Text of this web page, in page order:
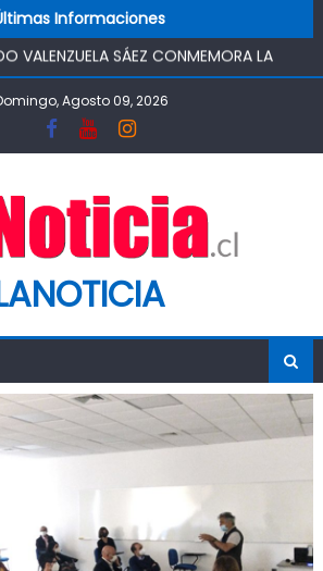
Informaciones
VALENZUELA SÁEZ CONMEMORA LA
DE LA LACTANCIA MATERNA
COMIENZO DE VIDA SALUDABLE
AGROSUPER PERMITIRÁ LA
POZO DEL SSR CALIFORNIA Y
DE AGUA POTABLE DE LA
REALIZA GIRA POR CINCO
EFECTOS DEL SISTEMA
AVANZA COMO ALTERNATIVA
DE PROSTÍBULOS CLANDESTINOS EN
OPERATIVO DEJA UN RECINTO
CON PROHIBICIÓN DE
Agosto 09, 2026